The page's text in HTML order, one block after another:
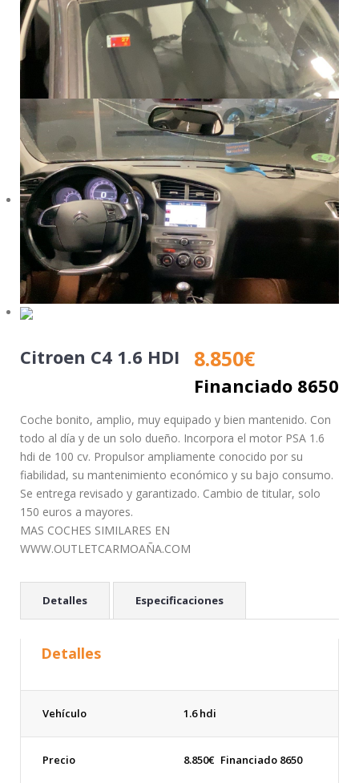
Citroen C4 1.6 HDI 8.850€
Financiado 8650
Coche bonito, amplio, muy equipado y bien mantenido. Con
todo al día y de un solo dueño. Incorpora el motor PSA 1.6
hdi de 100 cv. Propulsor ampliamente conocido por su
fiabilidad, su mantenimiento económico y su bajo consumo.
Se entrega revisado y garantizado. Cambio de titular, solo
150 euros a mayores.
MAS COCHES SIMILARES EN
WWW.OUTLETCARMOAÑA.COM
Detalles Especificaciones
Detalles
Vehículo 1.6 hdi
Precio 8.850€ Financiado 8650